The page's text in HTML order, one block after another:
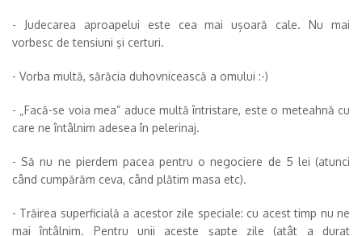
- Judecarea aproapelui este cea mai ușoară cale. Nu mai
vorbesc de tensiuni şi certuri.
- Vorba multă, sărăcia duhovnicească a omului :-)
- „Facă-se voia mea” aduce multă întristare, este o meteahnă cu
care ne întâlnim adesea în pelerinaj.
- Să nu ne pierdem pacea pentru o negociere de 5 lei (atunci
când cumpărăm ceva, când plătim masa etc).
- Trăirea superficială a acestor zile speciale: cu acest timp nu ne
mai întâlnim. Pentru unii aceste şapte zile (atât a durat